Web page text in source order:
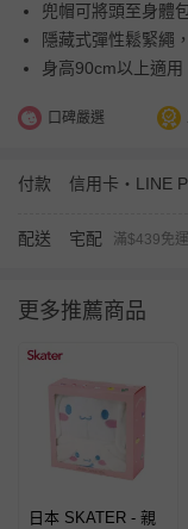
兜帽可將頭至身體
隱藏式彈性鬆緊繩
身高90cm以上適用
口碑嚴選
付款
配送 宅配 滿$439免運
更多推薦商品
日本 SKATER - 親